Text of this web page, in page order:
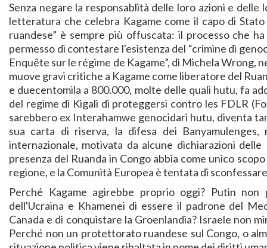
Senza negare la responsablità delle loro azioni e
letteratura che celebra Kagame come il capo di
ruandese” è sempre più offuscata: il processo che
permesso di contestare l'esistenza del “crimine di
Enquête sur le régime de Kagame”, di Michela Wrong,
muove gravi critiche a Kagame come liberatore del
e duecentomila a 800.000, molte delle quali hutu, fa
del regime di Kigali di proteggersi contro les FDLR
sarebbero ex Interahamwe genocidari hutu, diventa
sua carta di riserva, la difesa dei Banyamulenges,
internazionale, motivata da alcune dichiarazioni
presenza del Ruanda in Congo abbia come unico
regione, e la Comunità Europea è tentata di
Perché Kagame agirebbe proprio oggi? Putin
dell'Ucraina e Khamenei di essere il padrone del
Canada e di conquistare la Groenlandia? Israele non
Perché non un protettorato ruandese sul Congo, o